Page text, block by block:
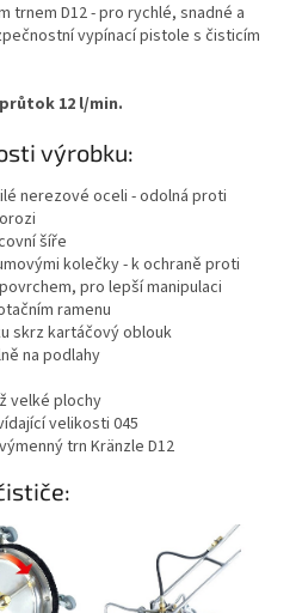
trnem D12 - pro rychlé, snadné a
vypínací pistole s čisticím
12 l/min.
výrobku:
nerezové oceli - odolná proti
šíře
kolečky - k ochraně proti
pro lepší manipulaci
ramenu
skrz kartáčový oblouk
na podlahy
velké plochy
velikosti 045
trn Kränzle D12